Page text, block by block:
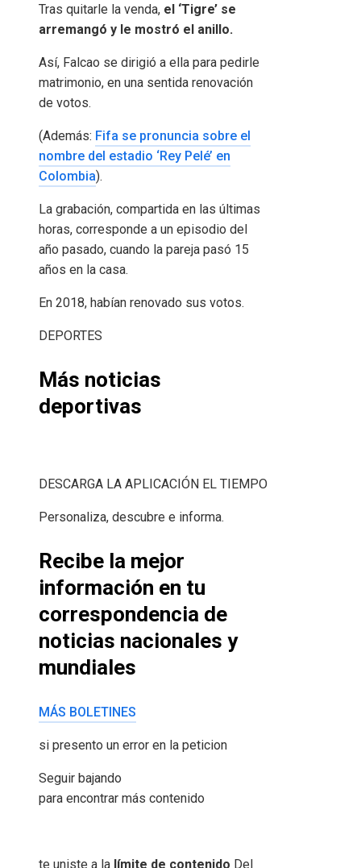
Tras quitarle la venda, el ‘Tigre’ se
arremangó y le mostró el anillo.
Así, Falcao se dirigió a ella para pedirle
matrimonio, en una sentida renovación
de votos.
(Además: Fifa se pronuncia sobre el
nombre del estadio ‘Rey Pelé’ en
Colombia).
La grabación, compartida en las últimas
horas, corresponde a un episodio del
año pasado, cuando la pareja pasó 15
años en la casa.
En 2018, habían renovado sus votos.
DEPORTES
Más noticias
deportivas
DESCARGA LA APLICACIÓN EL TIEMPO
Personaliza, descubre e informa.
Recibe la mejor
información en tu
correspondencia de
noticias nacionales y
mundiales
MÁS BOLETINES
si presento un error en la peticion
Seguir bajando
para encontrar más contenido
te uniste a la límite de contenido Del